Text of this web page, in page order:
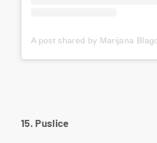
15. Puslice